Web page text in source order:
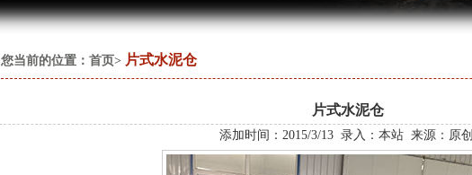
您当前的位置：首页> 片式水泥仓
片式水泥仓
添加时间：2015/3/13 录入：本站 来源：原创